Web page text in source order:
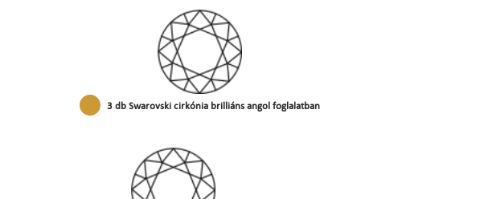
3 db Swarovski cirkónia brilliáns angol foglalatban